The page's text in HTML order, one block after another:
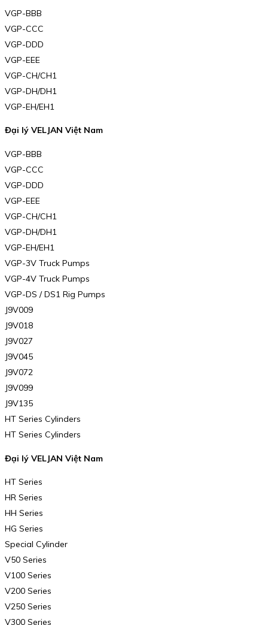
VGP-BBB
VGP-CCC
VGP-DDD
VGP-EEE
VGP-CH/CH1
VGP-DH/DH1
VGP-EH/EH1
Đại lý VELJAN Việt Nam
VGP-BBB
VGP-CCC
VGP-DDD
VGP-EEE
VGP-CH/CH1
VGP-DH/DH1
VGP-EH/EH1
VGP-3V Truck Pumps
VGP-4V Truck Pumps
VGP-DS / DS1 Rig Pumps
J9V009
J9V018
J9V027
J9V045
J9V072
J9V099
J9V135
HT Series Cylinders
HT Series Cylinders
Đại lý VELJAN Việt Nam
HT Series
HR Series
HH Series
HG Series
Special Cylinder
V50 Series
V100 Series
V200 Series
V250 Series
V300 Series